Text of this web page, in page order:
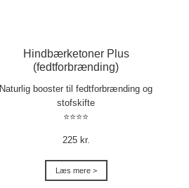
Hindbærketoner Plus
(fedtforbrænding)
Naturlig booster til fedtforbrænding og
stofskifte
⭐⭐⭐⭐
225 kr.
Læs mere >